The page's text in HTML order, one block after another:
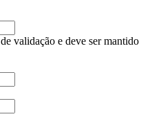
validação e deve ser mantido